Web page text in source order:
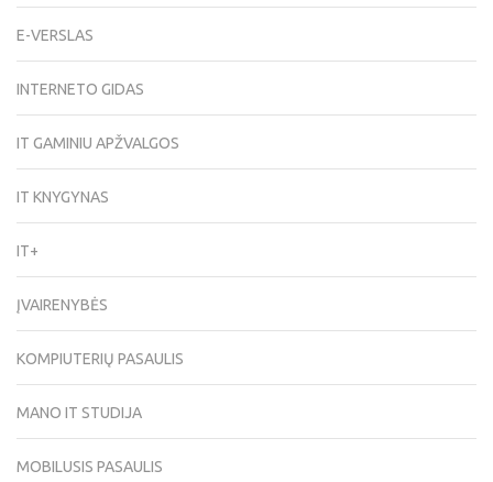
E-VERSLAS
INTERNETO GIDAS
IT GAMINIU APŽVALGOS
IT KNYGYNAS
IT+
ĮVAIRENYBĖS
KOMPIUTERIŲ PASAULIS
MANO IT STUDIJA
MOBILUSIS PASAULIS